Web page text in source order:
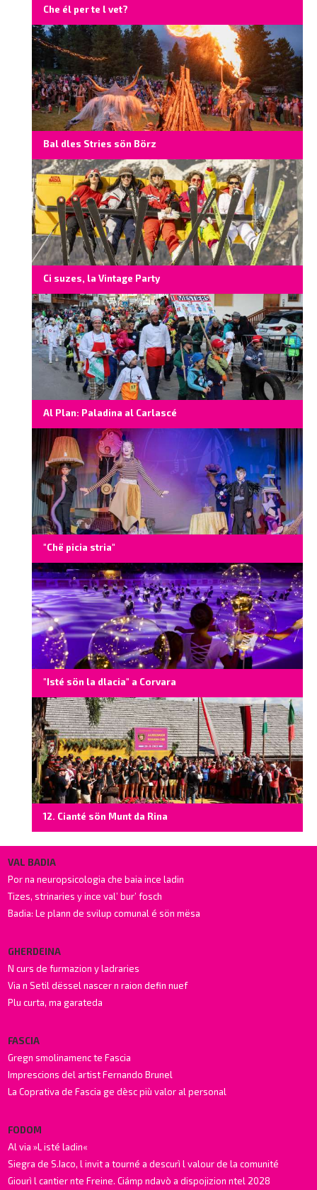
Che él per te l vet?
Bal dles Stries sön Börz
Ci suzes, la Vintage Party
Al Plan: Paladina al Carlascé
"Chë picia stria"
"Isté sön la dlacia" a Corvara
12. Cianté sön Munt da Rina
VAL BADIA
Por na neuropsicologia che baia ince ladin
Tizes, strinaries y ince val’ bur’ fosch
Badia: Le plann de svilup comunal é sön mësa
GHERDEINA
N curs de furmazion y ladraries
Via n Setil dëssel nascer n raion defin nuef
Plu curta, ma garateda
FASCIA
Gregn smolinamenc te Fascia
Imprescions del artist Fernando Brunel
La Coprativa de Fascia ge dèsc più valor al personal
FODOM
Al via »L isté ladin«
Siegra de S.Iaco, l invit a tourné a descurì l valour de la comunité
Giourì l cantier nte Freine. Ciámp ndavò a dispojizion ntel 2028